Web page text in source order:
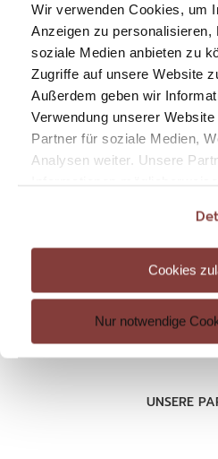
Wir verwenden Cookies, um
Anzeigen zu personalisieren,
soziale Medien anbieten zu
Zugriffe auf unsere Website
Außerdem geben wir
Verwendung unserer
Partner für soziale Medien,
Analysen weiter. Unsere
haben oder die sie im
der Dienste gesammelt
Einwilligung zu unseren
unsere Webseite weiterhin
Cookies
Nur notwendige
Zahlung & Versand
Mitglieder-Login
RECHTLICHES
UNSERE